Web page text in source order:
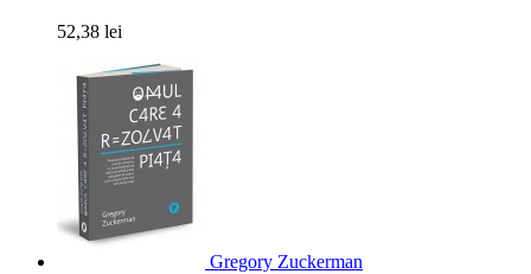
52,38 lei
Gregory Zuckerman